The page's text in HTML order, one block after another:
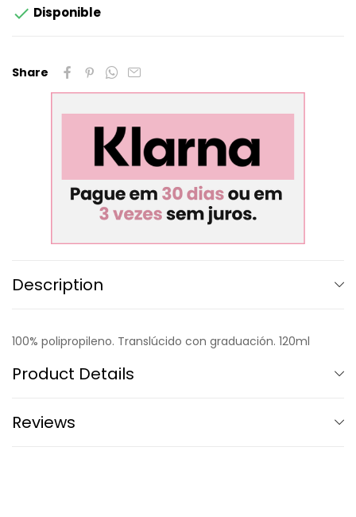
 Disponible
Share
Description
100% polipropileno. Translúcido con graduación. 120ml
Product Details
Reviews